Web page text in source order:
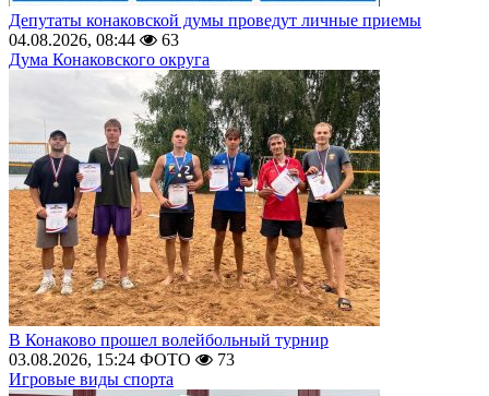
Депутаты конаковской думы проведут личные приемы
04.08.2026, 08:44
63
Дума Конаковского округа
В Конаково прошел волейбольный турнир
03.08.2026, 15:24 ФОТО
73
Игровые виды спорта